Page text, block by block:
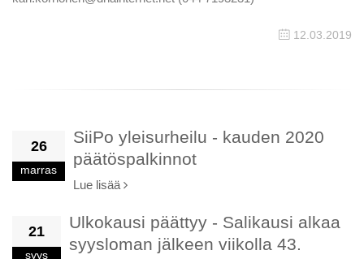
12.03.2019
26
marras
SiiPo yleisurheilu - kauden 2020
päätöspalkinnot
Lue lisää
21
syys
Ulkokausi päättyy - Salikausi alkaa
syysloman jälkeen viikolla 43.